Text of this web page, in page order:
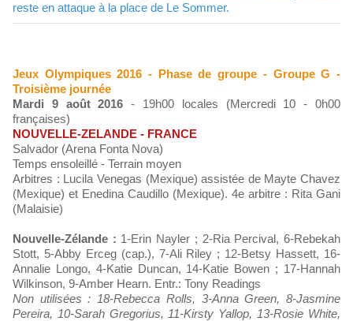
reste en attaque à la place de Le Sommer.
Jeux Olympiques 2016 - Phase de groupe - Groupe G -
Troisième journée
Mardi 9 août 2016 - 19h00 locales (Mercredi 10 - 0h00
françaises)
NOUVELLE-ZELANDE - FRANCE
Salvador (Arena Fonta Nova)
Temps ensoleillé - Terrain moyen
Arbitres : Lucila Venegas (Mexique) assistée de Mayte Chavez
(Mexique) et Enedina Caudillo (Mexique). 4e arbitre : Rita Gani
(Malaisie)
Nouvelle-Zélande : 1-Erin Nayler ; 2-Ria Percival, 6-Rebekah
Stott, 5-Abby Erceg (cap.), 7-Ali Riley ; 12-Betsy Hassett, 16-
Annalie Longo, 4-Katie Duncan, 14-Katie Bowen ; 17-Hannah
Wilkinson, 9-Amber Hearn. Entr.: Tony Readings
Non utilisées : 18-Rebecca Rolls, 3-Anna Green, 8-Jasmine
Pereira, 10-Sarah Gregorius, 11-Kirsty Yallop, 13-Rosie White,